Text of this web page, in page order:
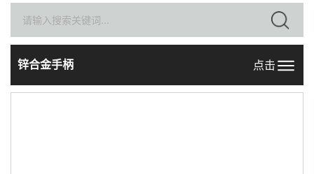
联系我们
锌合金手柄 点击